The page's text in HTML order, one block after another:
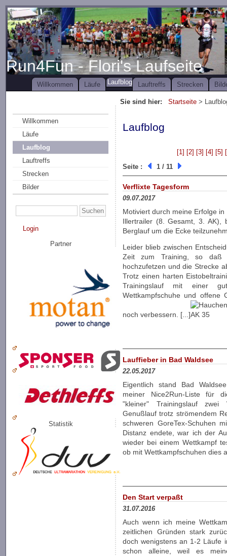
Run4Fun - Flori's Laufseite
Willkommen Läufe Laufblog Lauftreffs Strecken
Sie sind hier:Startseite >
Willkommen
Läufe
Laufblog
Lauftreffs
Strecken
Bilder
Login
Partner
Statistik
Laufblog
[1] [2] [3] [4] [5]
Seite :
1 / 11
Verflixte Tagesform
09.07.2017
Motiviert durch meine Erfolge
Illertrailer (8. Gesamt, 3. AK),
Berglauf um die Ecke
Leider blieb zwischen
Zeit zum Training, so
hochzufetzen und die Strecke
Trotz einen harten
Trainingslauf mit einer
Wettkampfschuhe und offene
noch verbessern. [...]
Lauffieber in Bad Waldsee
22.05.2017
Eigentlich stand Bad
meiner Nice2Run-Liste für
"kleiner" Trainingslauf zwei
Genußlauf trotz strömendem
schweren GoreTex-Schuhen
Distanz endete, war ich der
wieder bei einem Wettkampf
ob mit Wettkampfschuhen dies
Den Start verpaßt
31.07.2016
Auch wenn ich meine
zeitlichen Gründen stark
doch wenigstens an 1-2 Läufe
schon alleine, weil es